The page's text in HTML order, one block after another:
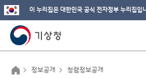
이 누리집은 대한민국 공식 전자정부 누리집입
정보공개 청렴정보공개